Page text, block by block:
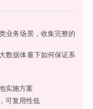
业务场景，收集完整的
数据体量下如何保证系
实施方案
可复用性低